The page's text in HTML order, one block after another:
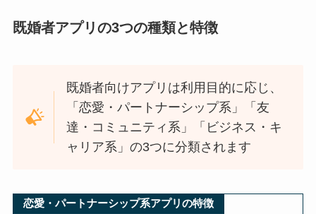
既婚者アプリの3つの種類と特徴
既婚者向けアプリは利用目的に応じ、
「恋愛・パートナーシップ系」「友
達・コミュニティ系」「ビジネス・キ
ャリア系」の3つに分類されます
恋愛・パートナーシップ系アプリの特徴